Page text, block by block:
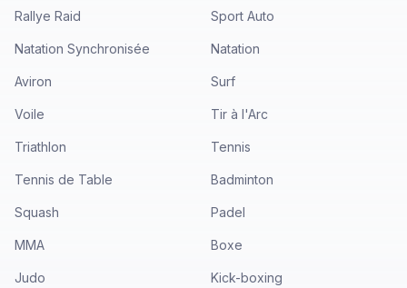
Rallye Raid Sport Auto
Natation Synchronisée Natation
Aviron Surf
Voile Tir à l'Arc
Triathlon Tennis
Tennis de Table Badminton
Squash Padel
MMA Boxe
Judo Kick-boxing